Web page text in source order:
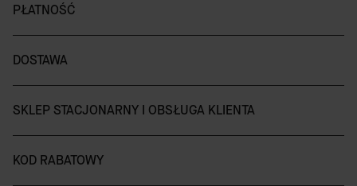
PŁATNOŚĆ
DOSTAWA
SKLEP STACJONARNY I OBSŁUGA KLIENTA
KOD RABATOWY